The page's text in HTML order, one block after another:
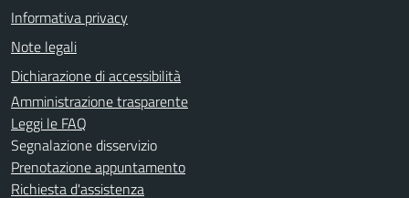
Informativa privacy
Note legali
Dichiarazione di accessibilità
Amministrazione trasparente
Leggi le FAQ
Segnalazione disservizio
Prenotazione appuntamento
Richiesta d'assistenza